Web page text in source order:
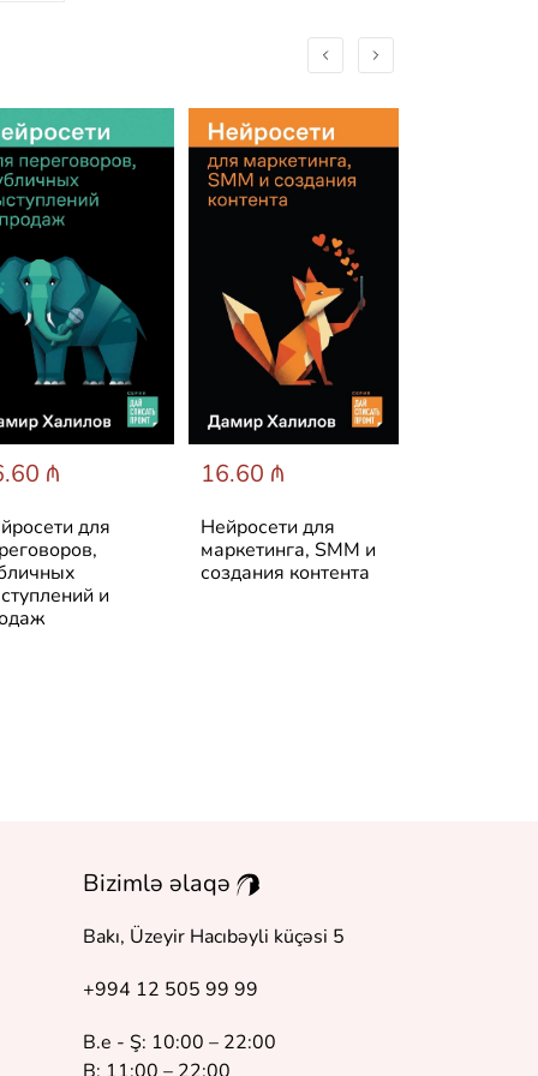
₼
для
и
16.60 ₼
Нейросети для
маркетинга, SMM и
создания контента
Bizimlə əlaqə
Bakı, Üzeyir Hacıbəyli küçəsi 5
+994 12 505 99 99
B.e - Ş: 10:00 – 22:00